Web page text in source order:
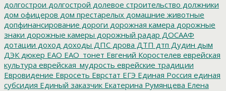
долгострои долгострой долевое строительство должники
дом офицеров дом престарелых домашние животные
допфинансирование дороги дорожная камера дорожные
знаки дорожные камеры дорожный радар ДОСААФ
дотации доход доходы ДПС дрова ДТП дтп Дудин дым
ДЭК дюкер ЕАО ЕАО_тонет Евгений Коростелев еврейская
культура еврейская_мудрость еврейские традиции
Евровидение Евросеть Еврстат ЕГЭ Единая Россия единая
субсидия Единый заказчик Екатерина Румянцева Елена